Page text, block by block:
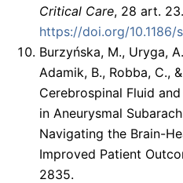
Critical Care, 28 art. 23.
https://doi.org/
Burzyńska, M., Uryga,
Adamik, B., Robba, C.,
Cerebrospinal Fluid
in Aneurysmal
Navigating the Brain-
Improved Patient
2835.